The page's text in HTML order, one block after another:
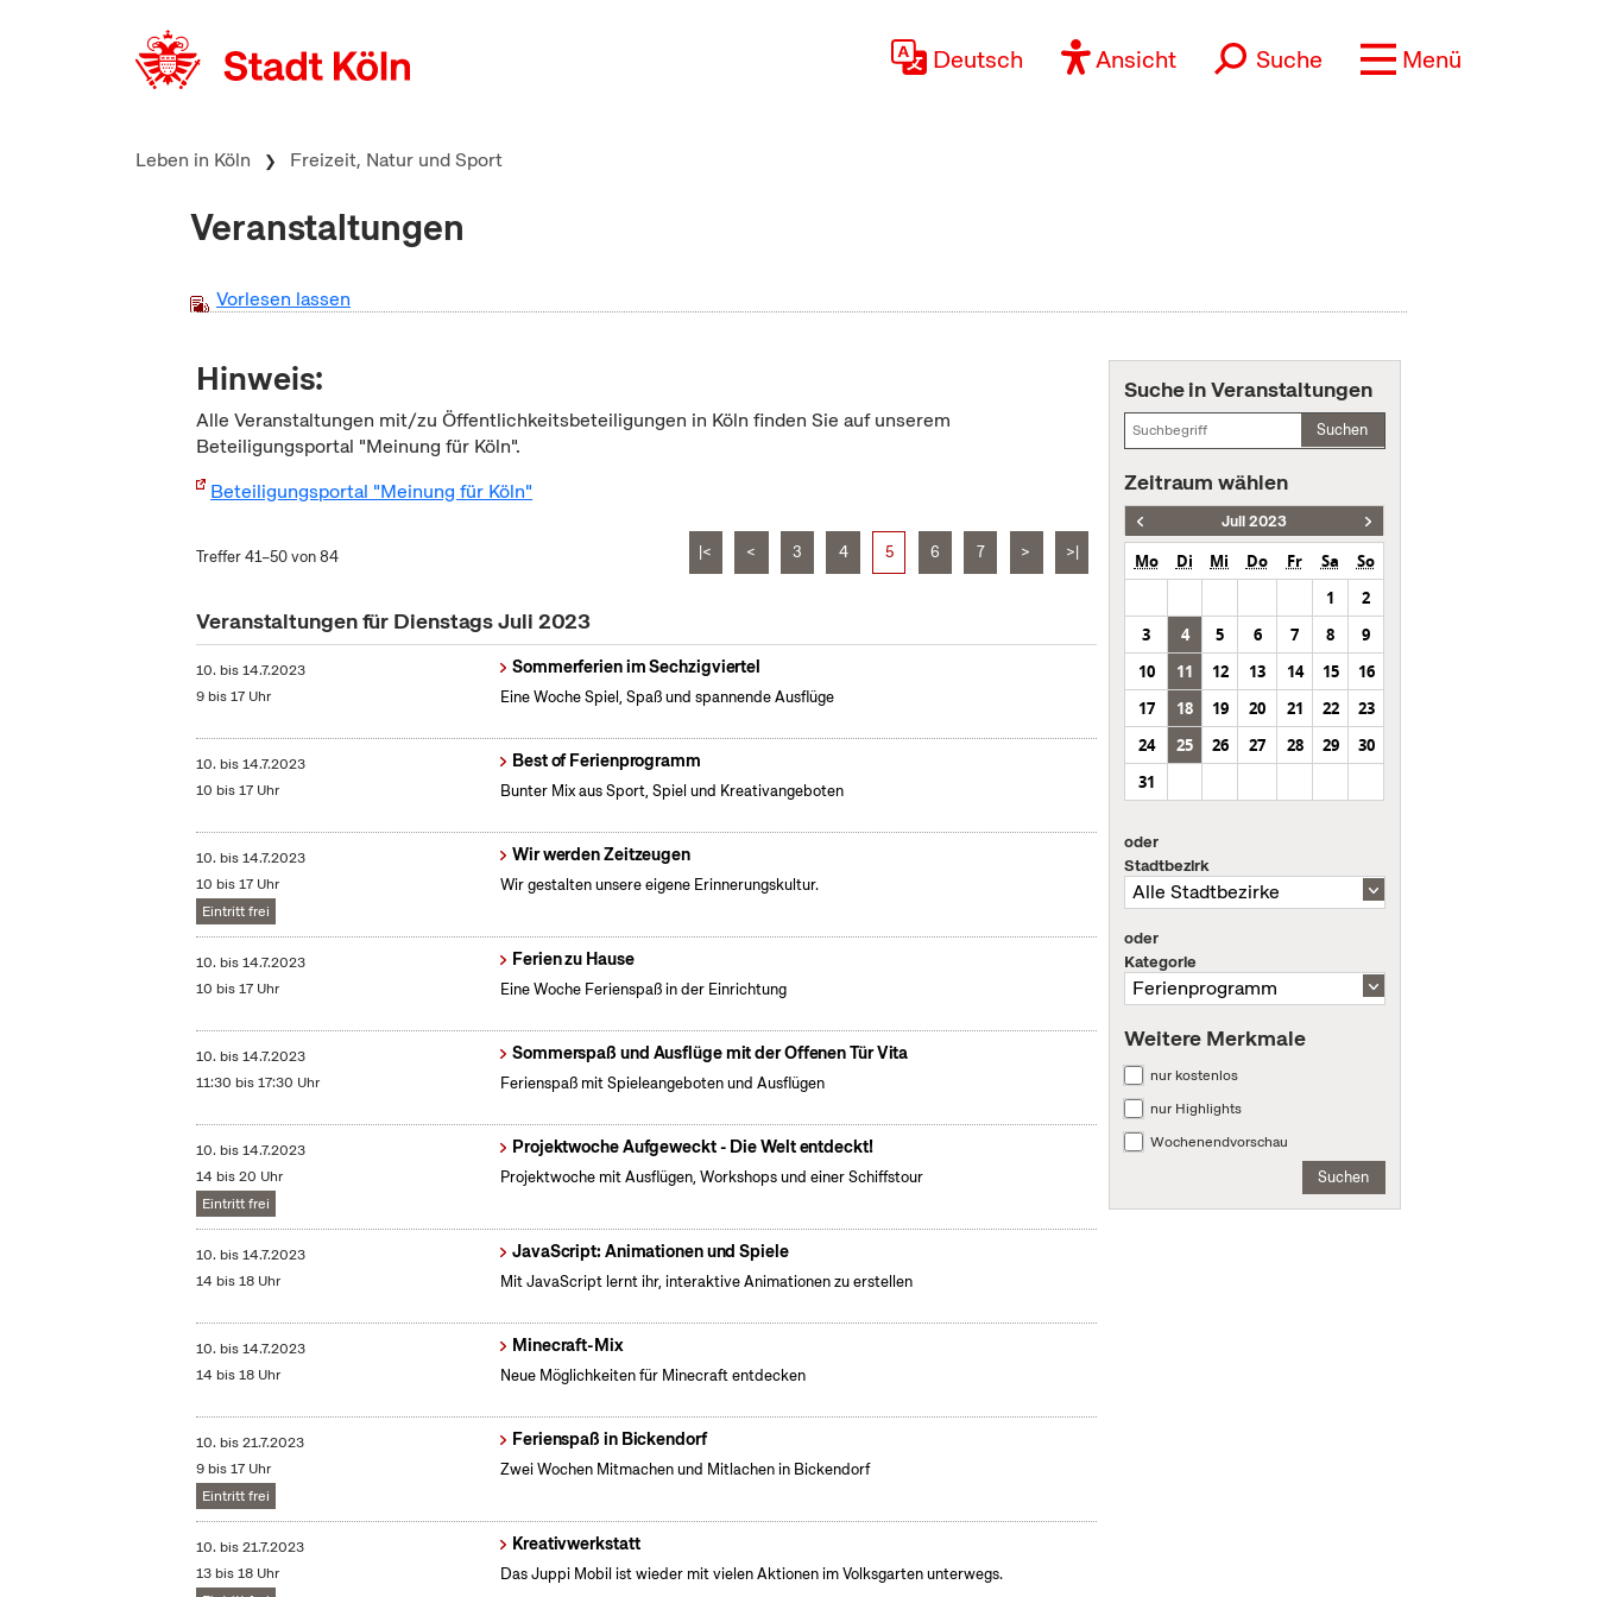
Deutsch Ansicht Suche Menü
Leben in Köln Freizeit, Natur und Sport
Veranstaltungen
Vorlesen lassen
Hinweis:
Alle Veranstaltungen mit/zu Öffentlichkeitsbeteiligungen in Köln finden Sie auf unserem
Beteiligungsportal "Meinung für Köln".
Beteiligungsportal "Meinung für Köln"
Treffer 41–50 von 84 |< < 3 4 5 6 7 > >|
Veranstaltungen für Dienstags Juli 2023
10. bis14.7.2023
9 bis 17 Uhr
Sommerferien im Sechzigviertel
Eine Woche Spiel, Spaß und spannende Ausflüge
10. bis14.7.2023
10 bis 17 Uhr
Best of Ferienprogramm
Bunter Mix aus Sport, Spiel und Kreativangeboten
10. bis14.7.2023
10 bis 17 Uhr
Eintritt frei
Wir werden Zeitzeugen
Wir gestalten unsere eigene Erinnerungskultur.
10. bis14.7.2023
10 bis 17 Uhr
Ferien zu Hause
Eine Woche Ferienspaß in der Einrichtung
10. bis14.7.2023
11:30 bis 17:30 Uhr
Sommerspaß und Ausflüge mit der Offenen Tür Vita
Ferienspaß mit Spieleangeboten und Ausflügen
10. bis14.7.2023
14 bis 20 Uhr
Eintritt frei
Projektwoche Aufgeweckt - Die Welt entdeckt!
Projektwoche mit Ausflügen, Workshops und einer Schiffstour
10. bis14.7.2023
14 bis 18 Uhr
JavaScript: Animationen und Spiele
Mit JavaScript lernt ihr, interaktive Animationen zu erstellen
10. bis14.7.2023
14 bis 18 Uhr
Minecraft-Mix
Neue Möglichkeiten für Minecraft entdecken
10. bis21.7.2023
9 bis 17 Uhr
Eintritt frei
Ferienspaß in Bickendorf
Zwei Wochen Mitmachen und Mitlachen in Bickendorf
10. bis21.7.2023
13 bis 18 Uhr
Kreativwerkstatt
Das Juppi Mobil ist wieder mit vielen Aktionen im Volksgarten unterwegs.
Suche in Veranstaltungen
Suchen
Zeitraum wählen
Juli 2023
Mo Di Mi Do Fr Sa
So
1
2
3
4 5 6 7 8
9
10
11 12 13 14 15
16
17
18 19 20 21 22
23
24
25 26 27 28 29
30
31
oder
Stadtbezirk
oder
Kategorie
Weitere Merkmale
nur kostenlos
nur Highlights
Wochenendvorschau
Suchen